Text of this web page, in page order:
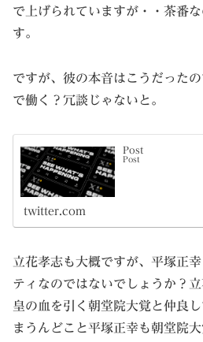
で上げられていますが・・茶番
す。
ですが、彼の本音はこうだった
で働く？冗談じゃないと。
Post
Post
twitter.com
立花孝志も大概ですが、平塚正
ティなのではないでしょうか？
皇の血を引く朝堂院大覚と仲良
まうんどこと平塚正幸も朝堂院大